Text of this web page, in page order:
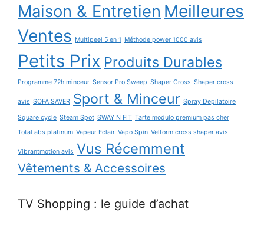
Maison & Entretien Meilleures
Ventes Multipeel 5 en 1 Méthode power 1000 avis
Petits Prix Produits Durables
Programme 72h minceur Sensor Pro Sweep Shaper Cross Shaper cross
avis SOFA SAVER Sport & Minceur Spray Depilatoire
Square cycle Steam Spot SWAY N FIT Tarte modulo premium pas cher
Total abs platinum Vapeur Eclair Vapo Spin Velform cross shaper avis
Vibrantmotion avis Vus Récemment
Vêtements & Accessoires
TV Shopping : le guide d’achat